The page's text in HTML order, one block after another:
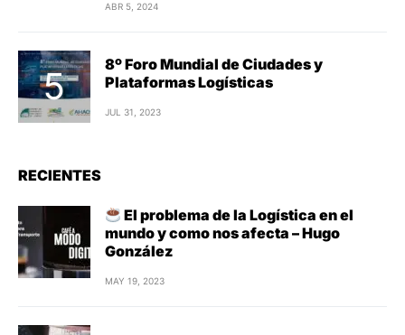
ABR 5, 2024
8º Foro Mundial de Ciudades y
Plataformas Logísticas
JUL 31, 2023
RECIENTES
El problema de la Logística en el
mundo y como nos afecta – Hugo
González
MAY 19, 2023